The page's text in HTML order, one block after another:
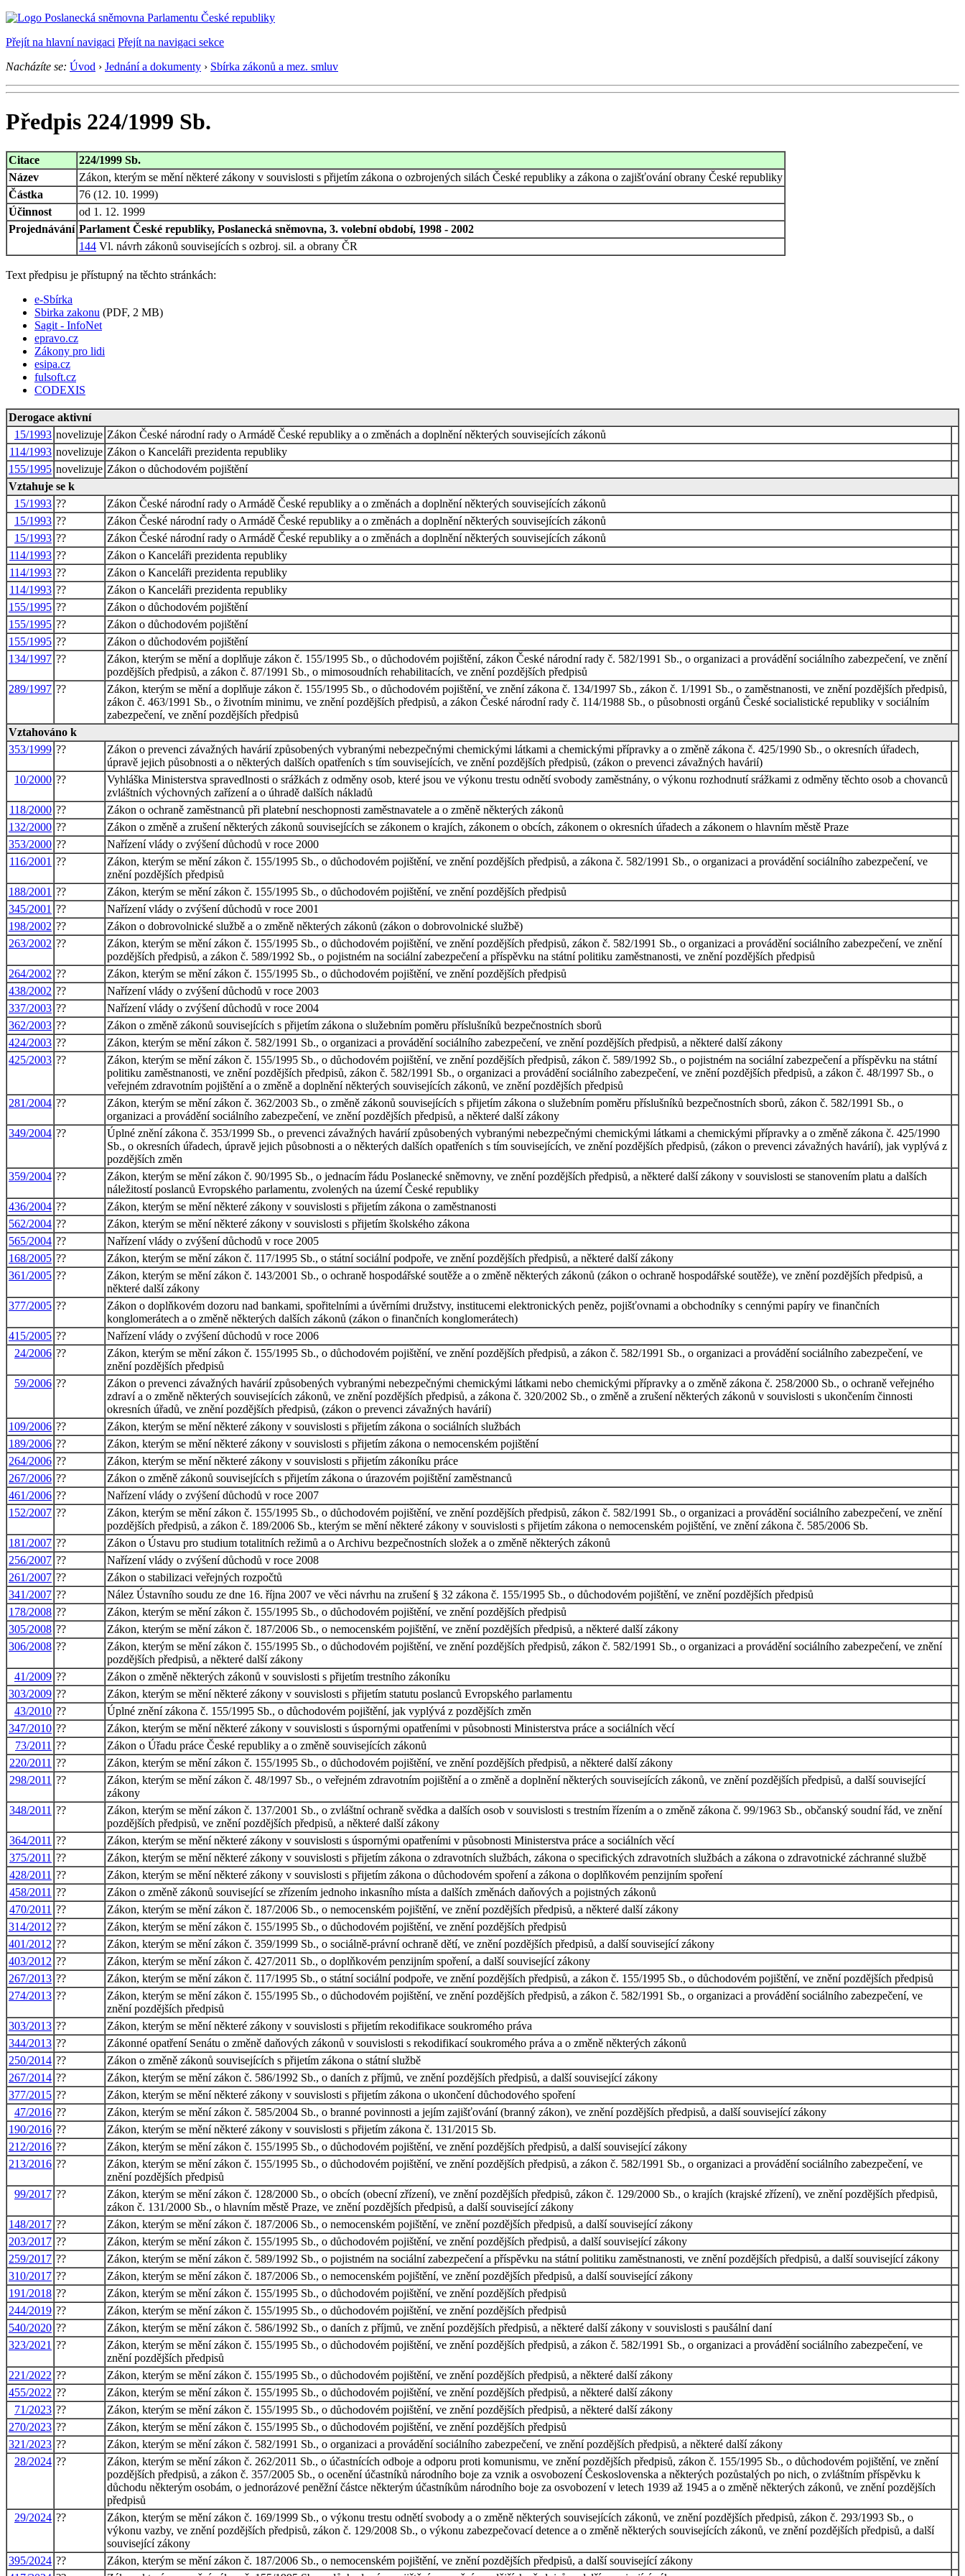
Přejít na hlavní navigaci Přejít na navigaci sekce
Nacházíte se: Úvod › Jednání a dokumenty › Sbírka zákonů a mez. smluv
Předpis 224/1999 Sb.
Citace
224/1999 Sb.
Název
Zákon, kterým se mění některé zákony v souvislosti s přijetím zákona o ozbrojených silách České republiky a zákona o zajišťování obrany České republiky
Částka
76 (12. 10. 1999)
Účinnost
od 1. 12. 1999
Projednávání Parlament České republiky, Poslanecká sněmovna, 3. volební období, 1998 - 2002
144 Vl. návrh zákonů souvisejících s ozbroj. sil. a obrany ČR
Text předpisu je přístupný na těchto stránkách:
e-Sbírka
Sbirka zakonu (PDF, 2 MB)
Sagit - InfoNet
epravo.cz
Zákony pro lidi
esipa.cz
fulsoft.cz
CODEXIS
Derogace aktivní
15/1993 novelizuje Zákon České národní rady o Armádě České republiky a o změnách a doplnění některých souvisejících zákonů
114/1993 novelizuje Zákon o Kanceláři prezidenta republiky
155/1995 novelizuje Zákon o důchodovém pojištění
Vztahuje se k
15/1993 ??
Zákon České národní rady o Armádě České republiky a o změnách a doplnění některých souvisejících zákonů
15/1993 ??
Zákon České národní rady o Armádě České republiky a o změnách a doplnění některých souvisejících zákonů
15/1993 ??
Zákon České národní rady o Armádě České republiky a o změnách a doplnění některých souvisejících zákonů
114/1993 ??
Zákon o Kanceláři prezidenta republiky
114/1993 ??
Zákon o Kanceláři prezidenta republiky
114/1993 ??
Zákon o Kanceláři prezidenta republiky
155/1995 ??
Zákon o důchodovém pojištění
155/1995 ??
Zákon o důchodovém pojištění
155/1995 ??
Zákon o důchodovém pojištění
134/1997 ??
Zákon, kterým se mění a doplňuje zákon č. 155/1995 Sb., o důchodovém pojištění, zákon České národní rady č. 582/1991 Sb., o organizaci a provádění sociálního zabezpečení, ve znění
pozdějších předpisů, a zákon č. 87/1991 Sb., o mimosoudních rehabilitacích, ve znění pozdějších předpisů
289/1997 ??
Zákon, kterým se mění a doplňuje zákon č. 155/1995 Sb., o důchodovém pojištění, ve znění zákona č. 134/1997 Sb., zákon č. 1/1991 Sb., o zaměstnanosti, ve znění pozdějších předpisů,
zákon č. 463/1991 Sb., o životním minimu, ve znění pozdějších předpisů, a zákon České národní rady č. 114/1988 Sb., o působnosti orgánů České socialistické republiky v sociálním
zabezpečení, ve znění pozdějších předpisů
Vztahováno k
353/1999 ??
Zákon o prevenci závažných havárií způsobených vybranými nebezpečnými chemickými látkami a chemickými přípravky a o změně zákona č. 425/1990 Sb., o okresních úřadech,
úpravě jejich působnosti a o některých dalších opatřeních s tím souvisejících, ve znění pozdějších předpisů, (zákon o prevenci závažných havárií)
10/2000 ??
Vyhláška Ministerstva spravedlnosti o srážkách z odměny osob, které jsou ve výkonu trestu odnětí svobody zaměstnány, o výkonu rozhodnutí srážkami z odměny těchto osob a chovanců
zvláštních výchovných zařízení a o úhradě dalších nákladů
118/2000 ??
Zákon o ochraně zaměstnanců při platební neschopnosti zaměstnavatele a o změně některých zákonů
132/2000 ??
Zákon o změně a zrušení některých zákonů souvisejících se zákonem o krajích, zákonem o obcích, zákonem o okresních úřadech a zákonem o hlavním městě Praze
353/2000 ??
Nařízení vlády o zvýšení důchodů v roce 2000
116/2001 ??
Zákon, kterým se mění zákon č. 155/1995 Sb., o důchodovém pojištění, ve znění pozdějších předpisů, a zákona č. 582/1991 Sb., o organizaci a provádění sociálního zabezpečení, ve
znění pozdějších předpisů
188/2001 ??
Zákon, kterým se mění zákon č. 155/1995 Sb., o důchodovém pojištění, ve znění pozdějších předpisů
345/2001 ??
Nařízení vlády o zvýšení důchodů v roce 2001
198/2002 ??
Zákon o dobrovolnické službě a o změně některých zákonů (zákon o dobrovolnické službě)
263/2002 ??
Zákon, kterým se mění zákon č. 155/1995 Sb., o důchodovém pojištění, ve znění pozdějších předpisů, zákon č. 582/1991 Sb., o organizaci a provádění sociálního zabezpečení, ve znění
pozdějších předpisů, a zákon č. 589/1992 Sb., o pojistném na sociální zabezpečení a příspěvku na státní politiku zaměstnanosti, ve znění pozdějších předpisů
264/2002 ??
Zákon, kterým se mění zákon č. 155/1995 Sb., o důchodovém pojištění, ve znění pozdějších předpisů
438/2002 ??
Nařízení vlády o zvýšení důchodů v roce 2003
337/2003 ??
Nařízení vlády o zvýšení důchodů v roce 2004
362/2003 ??
Zákon o změně zákonů souvisejících s přijetím zákona o služebním poměru příslušníků bezpečnostních sborů
424/2003 ??
Zákon, kterým se mění zákon č. 582/1991 Sb., o organizaci a provádění sociálního zabezpečení, ve znění pozdějších předpisů, a některé další zákony
425/2003 ??
Zákon, kterým se mění zákon č. 155/1995 Sb., o důchodovém pojištění, ve znění pozdějších předpisů, zákon č. 589/1992 Sb., o pojistném na sociální zabezpečení a příspěvku na státní
politiku zaměstnanosti, ve znění pozdějších předpisů, zákon č. 582/1991 Sb., o organizaci a provádění sociálního zabezpečení, ve znění pozdějších předpisů, a zákon č. 48/1997 Sb., o
veřejném zdravotním pojištění a o změně a doplnění některých souvisejících zákonů, ve znění pozdějších předpisů
281/2004 ??
Zákon, kterým se mění zákon č. 362/2003 Sb., o změně zákonů souvisejících s přijetím zákona o služebním poměru příslušníků bezpečnostních sborů, zákon č. 582/1991 Sb., o
organizaci a provádění sociálního zabezpečení, ve znění pozdějších předpisů, a některé další zákony
349/2004 ??
Úplné znění zákona č. 353/1999 Sb., o prevenci závažných havárií způsobených vybranými nebezpečnými chemickými látkami a chemickými přípravky a o změně zákona č. 425/1990
Sb., o okresních úřadech, úpravě jejich působnosti a o některých dalších opatřeních s tím souvisejících, ve znění pozdějších předpisů, (zákon o prevenci závažných havárií), jak vyplývá z
pozdějších změn
359/2004 ??
Zákon, kterým se mění zákon č. 90/1995 Sb., o jednacím řádu Poslanecké sněmovny, ve znění pozdějších předpisů, a některé další zákony v souvislosti se stanovením platu a dalších
náležitostí poslanců Evropského parlamentu, zvolených na území České republiky
436/2004 ??
Zákon, kterým se mění některé zákony v souvislosti s přijetím zákona o zaměstnanosti
562/2004 ??
Zákon, kterým se mění některé zákony v souvislosti s přijetím školského zákona
565/2004 ??
Nařízení vlády o zvýšení důchodů v roce 2005
168/2005 ??
Zákon, kterým se mění zákon č. 117/1995 Sb., o státní sociální podpoře, ve znění pozdějších předpisů, a některé další zákony
361/2005 ??
Zákon, kterým se mění zákon č. 143/2001 Sb., o ochraně hospodářské soutěže a o změně některých zákonů (zákon o ochraně hospodářské soutěže), ve znění pozdějších předpisů, a
některé další zákony
377/2005 ??
Zákon o doplňkovém dozoru nad bankami, spořitelními a úvěrními družstvy, institucemi elektronických peněz, pojišťovnami a obchodníky s cennými papíry ve finančních
konglomerátech a o změně některých dalších zákonů (zákon o finančních konglomerátech)
415/2005 ??
Nařízení vlády o zvýšení důchodů v roce 2006
24/2006 ??
Zákon, kterým se mění zákon č. 155/1995 Sb., o důchodovém pojištění, ve znění pozdějších předpisů, a zákon č. 582/1991 Sb., o organizaci a provádění sociálního zabezpečení, ve
znění pozdějších předpisů
59/2006 ??
Zákon o prevenci závažných havárií způsobených vybranými nebezpečnými chemickými látkami nebo chemickými přípravky a o změně zákona č. 258/2000 Sb., o ochraně veřejného
zdraví a o změně některých souvisejících zákonů, ve znění pozdějších předpisů, a zákona č. 320/2002 Sb., o změně a zrušení některých zákonů v souvislosti s ukončením činnosti
okresních úřadů, ve znění pozdějších předpisů, (zákon o prevenci závažných havárií)
109/2006 ??
Zákon, kterým se mění některé zákony v souvislosti s přijetím zákona o sociálních službách
189/2006 ??
Zákon, kterým se mění některé zákony v souvislosti s přijetím zákona o nemocenském pojištění
264/2006 ??
Zákon, kterým se mění některé zákony v souvislosti s přijetím zákoníku práce
267/2006 ??
Zákon o změně zákonů souvisejících s přijetím zákona o úrazovém pojištění zaměstnanců
461/2006 ??
Nařízení vlády o zvýšení důchodů v roce 2007
152/2007 ??
Zákon, kterým se mění zákon č. 155/1995 Sb., o důchodovém pojištění, ve znění pozdějších předpisů, zákon č. 582/1991 Sb., o organizaci a provádění sociálního zabezpečení, ve znění
pozdějších předpisů, a zákon č. 189/2006 Sb., kterým se mění některé zákony v souvislosti s přijetím zákona o nemocenském pojištění, ve znění zákona č. 585/2006 Sb.
181/2007 ??
Zákon o Ústavu pro studium totalitních režimů a o Archivu bezpečnostních složek a o změně některých zákonů
256/2007 ??
Nařízení vlády o zvýšení důchodů v roce 2008
261/2007 ??
Zákon o stabilizaci veřejných rozpočtů
341/2007 ??
Nález Ústavního soudu ze dne 16. října 2007 ve věci návrhu na zrušení § 32 zákona č. 155/1995 Sb., o důchodovém pojištění, ve znění pozdějších předpisů
178/2008 ??
Zákon, kterým se mění zákon č. 155/1995 Sb., o důchodovém pojištění, ve znění pozdějších předpisů
305/2008 ??
Zákon, kterým se mění zákon č. 187/2006 Sb., o nemocenském pojištění, ve znění pozdějších předpisů, a některé další zákony
306/2008 ??
Zákon, kterým se mění zákon č. 155/1995 Sb., o důchodovém pojištění, ve znění pozdějších předpisů, zákon č. 582/1991 Sb., o organizaci a provádění sociálního zabezpečení, ve znění
pozdějších předpisů, a některé další zákony
41/2009 ??
Zákon o změně některých zákonů v souvislosti s přijetím trestního zákoníku
303/2009 ??
Zákon, kterým se mění některé zákony v souvislosti s přijetím statutu poslanců Evropského parlamentu
43/2010 ??
Úplné znění zákona č. 155/1995 Sb., o důchodovém pojištění, jak vyplývá z pozdějších změn
347/2010 ??
Zákon, kterým se mění některé zákony v souvislosti s úspornými opatřeními v působnosti Ministerstva práce a sociálních věcí
73/2011 ??
Zákon o Úřadu práce České republiky a o změně souvisejících zákonů
220/2011 ??
Zákon, kterým se mění zákon č. 155/1995 Sb., o důchodovém pojištění, ve znění pozdějších předpisů, a některé další zákony
298/2011 ??
Zákon, kterým se mění zákon č. 48/1997 Sb., o veřejném zdravotním pojištění a o změně a doplnění některých souvisejících zákonů, ve znění pozdějších předpisů, a další související
zákony
348/2011 ??
Zákon, kterým se mění zákon č. 137/2001 Sb., o zvláštní ochraně svědka a dalších osob v souvislosti s trestním řízením a o změně zákona č. 99/1963 Sb., občanský soudní řád, ve znění
pozdějších předpisů, ve znění pozdějších předpisů, a některé další zákony
364/2011 ??
Zákon, kterým se mění některé zákony v souvislosti s úspornými opatřeními v působnosti Ministerstva práce a sociálních věcí
375/2011 ??
Zákon, kterým se mění některé zákony v souvislosti s přijetím zákona o zdravotních službách, zákona o specifických zdravotních službách a zákona o zdravotnické záchranné službě
428/2011 ??
Zákon, kterým se mění některé zákony v souvislosti s přijetím zákona o důchodovém spoření a zákona o doplňkovém penzijním spoření
458/2011 ??
Zákon o změně zákonů související se zřízením jednoho inkasního místa a dalších změnách daňových a pojistných zákonů
470/2011 ??
Zákon, kterým se mění zákon č. 187/2006 Sb., o nemocenském pojištění, ve znění pozdějších předpisů, a některé další zákony
314/2012 ??
Zákon, kterým se mění zákon č. 155/1995 Sb., o důchodovém pojištění, ve znění pozdějších předpisů
401/2012 ??
Zákon, kterým se mění zákon č. 359/1999 Sb., o sociálně-právní ochraně dětí, ve znění pozdějších předpisů, a další související zákony
403/2012 ??
Zákon, kterým se mění zákon č. 427/2011 Sb., o doplňkovém penzijním spoření, a další související zákony
267/2013 ??
Zákon, kterým se mění zákon č. 117/1995 Sb., o státní sociální podpoře, ve znění pozdějších předpisů, a zákon č. 155/1995 Sb., o důchodovém pojištění, ve znění pozdějších předpisů
274/2013 ??
Zákon, kterým se mění zákon č. 155/1995 Sb., o důchodovém pojištění, ve znění pozdějších předpisů, a zákon č. 582/1991 Sb., o organizaci a provádění sociálního zabezpečení, ve
znění pozdějších předpisů
303/2013 ??
Zákon, kterým se mění některé zákony v souvislosti s přijetím rekodifikace soukromého práva
344/2013 ??
Zákonné opatření Senátu o změně daňových zákonů v souvislosti s rekodifikací soukromého práva a o změně některých zákonů
250/2014 ??
Zákon o změně zákonů souvisejících s přijetím zákona o státní službě
267/2014 ??
Zákon, kterým se mění zákon č. 586/1992 Sb., o daních z příjmů, ve znění pozdějších předpisů, a další související zákony
377/2015 ??
Zákon, kterým se mění některé zákony v souvislosti s přijetím zákona o ukončení důchodového spoření
47/2016 ??
Zákon, kterým se mění zákon č. 585/2004 Sb., o branné povinnosti a jejím zajišťování (branný zákon), ve znění pozdějších předpisů, a další související zákony
190/2016 ??
Zákon, kterým se mění některé zákony v souvislosti s přijetím zákona č. 131/2015 Sb.
212/2016 ??
Zákon, kterým se mění zákon č. 155/1995 Sb., o důchodovém pojištění, ve znění pozdějších předpisů, a další související zákony
213/2016 ??
Zákon, kterým se mění zákon č. 155/1995 Sb., o důchodovém pojištění, ve znění pozdějších předpisů, a zákon č. 582/1991 Sb., o organizaci a provádění sociálního zabezpečení, ve
znění pozdějších předpisů
99/2017 ??
Zákon, kterým se mění zákon č. 128/2000 Sb., o obcích (obecní zřízení), ve znění pozdějších předpisů, zákon č. 129/2000 Sb., o krajích (krajské zřízení), ve znění pozdějších předpisů,
zákon č. 131/2000 Sb., o hlavním městě Praze, ve znění pozdějších předpisů, a další související zákony
148/2017 ??
Zákon, kterým se mění zákon č. 187/2006 Sb., o nemocenském pojištění, ve znění pozdějších předpisů, a další související zákony
203/2017 ??
Zákon, kterým se mění zákon č. 155/1995 Sb., o důchodovém pojištění, ve znění pozdějších předpisů, a další související zákony
259/2017 ??
Zákon, kterým se mění zákon č. 589/1992 Sb., o pojistném na sociální zabezpečení a příspěvku na státní politiku zaměstnanosti, ve znění pozdějších předpisů, a další související zákony
310/2017 ??
Zákon, kterým se mění zákon č. 187/2006 Sb., o nemocenském pojištění, ve znění pozdějších předpisů, a další související zákony
191/2018 ??
Zákon, kterým se mění zákon č. 155/1995 Sb., o důchodovém pojištění, ve znění pozdějších předpisů
244/2019 ??
Zákon, kterým se mění zákon č. 155/1995 Sb., o důchodovém pojištění, ve znění pozdějších předpisů
540/2020 ??
Zákon, kterým se mění zákon č. 586/1992 Sb., o daních z příjmů, ve znění pozdějších předpisů, a některé další zákony v souvislosti s paušální daní
323/2021 ??
Zákon, kterým se mění zákon č. 155/1995 Sb., o důchodovém pojištění, ve znění pozdějších předpisů, a zákon č. 582/1991 Sb., o organizaci a provádění sociálního zabezpečení, ve
znění pozdějších předpisů
221/2022 ??
Zákon, kterým se mění zákon č. 155/1995 Sb., o důchodovém pojištění, ve znění pozdějších předpisů, a některé další zákony
455/2022 ??
Zákon, kterým se mění zákon č. 155/1995 Sb., o důchodovém pojištění, ve znění pozdějších předpisů, a některé další zákony
71/2023 ??
Zákon, kterým se mění zákon č. 155/1995 Sb., o důchodovém pojištění, ve znění pozdějších předpisů, a některé další zákony
270/2023 ??
Zákon, kterým se mění zákon č. 155/1995 Sb., o důchodovém pojištění, ve znění pozdějších předpisů
321/2023 ??
Zákon, kterým se mění zákon č. 582/1991 Sb., o organizaci a provádění sociálního zabezpečení, ve znění pozdějších předpisů, a některé další zákony
28/2024 ??
Zákon, kterým se mění zákon č. 262/2011 Sb., o účastnících odboje a odporu proti komunismu, ve znění pozdějších předpisů, zákon č. 155/1995 Sb., o důchodovém pojištění, ve znění
pozdějších předpisů, a zákon č. 357/2005 Sb., o ocenění účastníků národního boje za vznik a osvobození Československa a některých pozůstalých po nich, o zvláštním příspěvku k
důchodu některým osobám, o jednorázové peněžní částce některým účastníkům národního boje za osvobození v letech 1939 až 1945 a o změně některých zákonů, ve znění pozdějších
předpisů
29/2024 ??
Zákon, kterým se mění zákon č. 169/1999 Sb., o výkonu trestu odnětí svobody a o změně některých souvisejících zákonů, ve znění pozdějších předpisů, zákon č. 293/1993 Sb., o
výkonu vazby, ve znění pozdějších předpisů, zákon č. 129/2008 Sb., o výkonu zabezpečovací detence a o změně některých souvisejících zákonů, ve znění pozdějších předpisů, a další
související zákony
395/2024 ??
Zákon, kterým se mění zákon č. 187/2006 Sb., o nemocenském pojištění, ve znění pozdějších předpisů, a další související zákony